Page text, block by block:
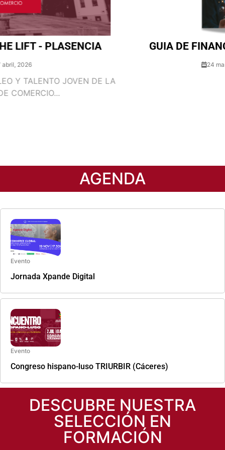
GUIA DE FINANCIACIÓN PARA PYMES
AGENDA
inversión empresarial
Evento
FERIA EMPLEO THE LIFT - PLASENCIA
Jornada Xpande Digital
Evento
Congreso hispano-luso TRIURBIR (Cáceres)
Evento
Pyme Digital Elaboración de Catalogos Digitales
DESCUBRE NUESTRA
SELECCIÓN EN
FORMACIÓN